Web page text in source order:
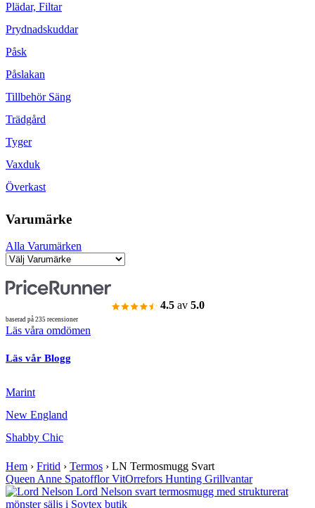
Plädar, Filtar
Prydnadskuddar
Påsk
Påslakan
Tillbehör Säng
Trädgård
Tyger
Vaxduk
Överkast
Varumärke
Alla Varumärken
4.5 av 5.0
baserad på 235 recensioner
Läs våra omdömen
Läs vår Blogg
Marint
New England
Shabby Chic
Hem › Fritid › Termos › LN Termosmugg Svart
Queen Anne Spatofflor VitOrrefors Hunting Grillvantar